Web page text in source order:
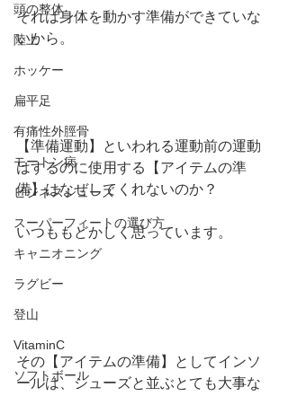
頭の整体
陸上
ホッケー
扁平足
有痛性外脛骨
モートン病
ビジネスシューズ
スーパーフィートの選び方
キャニオニング
ラグビー
登山
VitaminC
ソフトボール
それは身体を動かす準備ができていな
いから。
【準備運動】といわれる運動前の運動
はするのに使用する【アイテムの準
備】はなぜしてくれないのか？
いつももどかしく思っています。
その【アイテムの準備】としてインソ
ールは、シューズと並ぶとても大事な